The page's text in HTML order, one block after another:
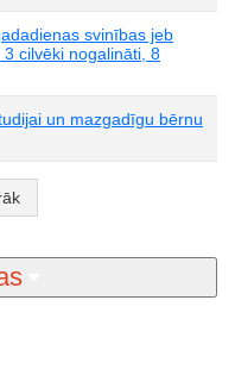
svinības jeb
cilvēki nogalināti, 8
un mazgadīgu bērnu